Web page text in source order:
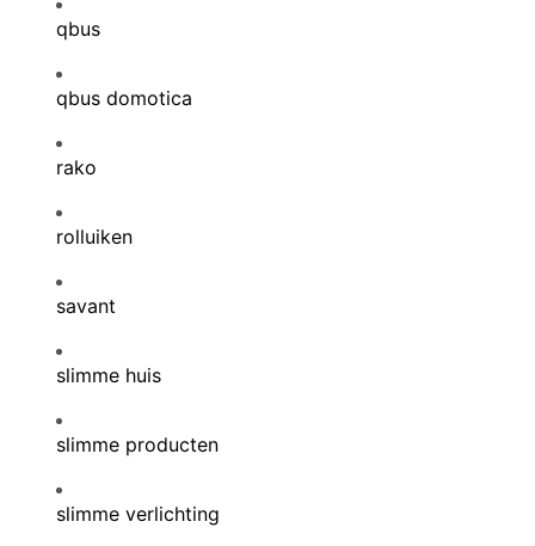
qbus
qbus domotica
rako
rolluiken
savant
slimme huis
slimme producten
slimme verlichting